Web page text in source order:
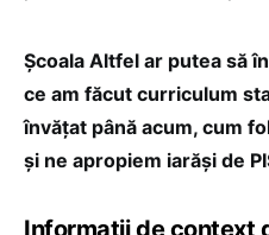
Școala Altfel ar putea să
ce am făcut curriculum
învățat până acum, cum
și ne apropiem iarăși de
Informații de context